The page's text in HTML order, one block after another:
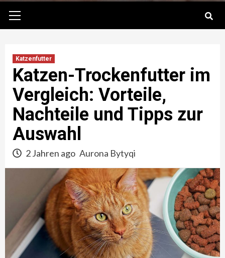
Menu
Katzenfutter
Katzen-Trockenfutter im
Vergleich: Vorteile,
Nachteile und Tipps zur
Auswahl
2 Jahren ago Aurona Bytyqi